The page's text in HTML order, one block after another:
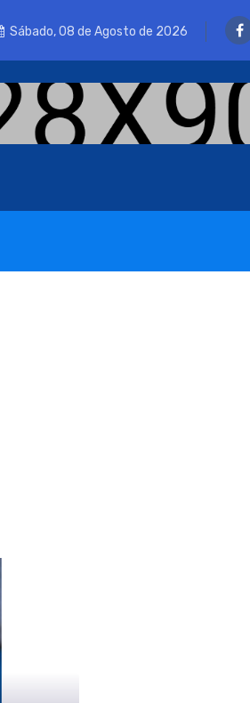
Sábado, 08 de Agosto de 2026